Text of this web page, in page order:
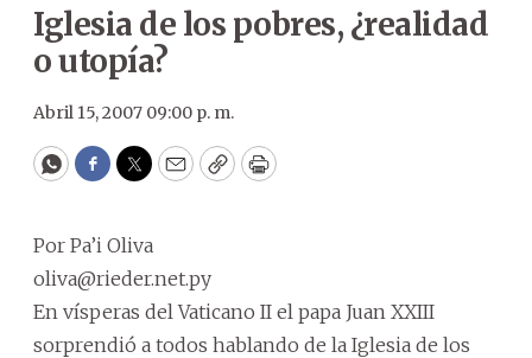
Iglesia de los pobres, ¿realidad
o utopía?
Abril 15, 2007 09:00 p. m.
WhatsApp
Facebook
Twitter
EmailCopyPrint
Por Pa’i Oliva
oliva@rieder.net.py
En vísperas del Vaticano II el papa Juan XXIII
sorprendió a todos hablando de la Iglesia de los